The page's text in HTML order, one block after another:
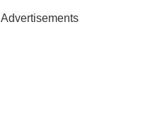
Advertisements